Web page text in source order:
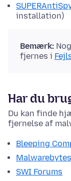
installation)
Bemærk:
fjernes i
Har du
Du kan finde
fjernelse af
Bleeping
SWI Forums